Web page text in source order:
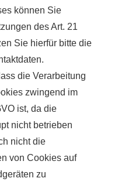
können Sie
des Art. 21
Sie hierfür bitte die
die Verarbeitung
zwingend im
ist, da die
nicht betrieben
nicht die
von Cookies auf
zu